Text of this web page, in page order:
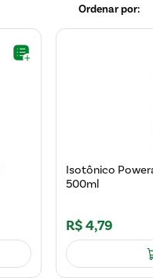
Isotônico
500ml
R$4,79